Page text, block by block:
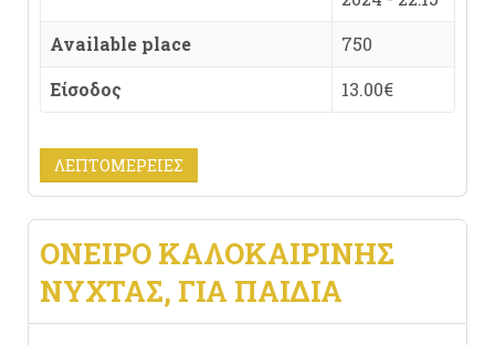
Available place
750
Είσοδος
13.00€
ΛΕΠΤΟΜΈΡΕΙΕΣ
ΟΝΕΙΡΟ ΚΑΛΟΚΑΙΡΙΝΗΣ
ΝΥΧΤΑΣ, ΓΙΑ ΠΑΙΔΙΑ